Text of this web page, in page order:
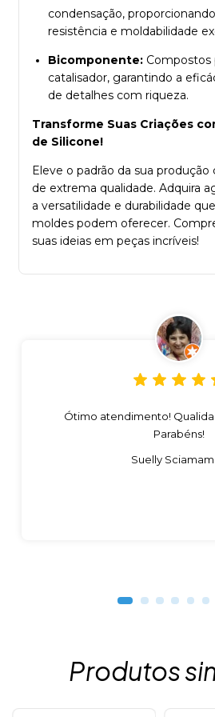
condensação,
resistência e moldabilidade
Bicomponente: Compostos
catalisador, garantindo a
de detalhes com riqueza.
Transforme Suas Criações
de Silicone!
Eleve o padrão da sua
de extrema qualidade. Adquira
a versatilidade e durabilidade
moldes podem oferecer.
suas ideias em peças incríveis!
Ótimo atendimento!
Parabéns!
Suelly
Produtos